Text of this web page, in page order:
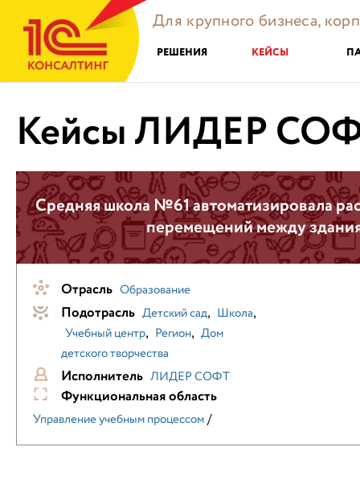
Для крупного бизнеса,
РЕШЕНИЯ КЕЙСЫ
Кейсы ЛИДЕР
Средняя школа №61 автоматизировала
перемещений между
Отрасль Образование
Подотрасль Детский сад, Школа,
Учебный центр, Регион, Дом
детского творчества
Исполнитель ЛИДЕР СОФТ
Функциональная область
Управление учебным процессом/